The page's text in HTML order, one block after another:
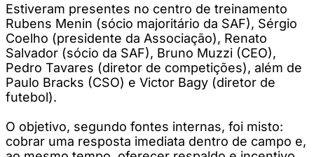
Estiveram presentes no centro de treinamento
Rubens Menin (sócio majoritário da SAF), Sérgio
Coelho (presidente da Associação), Renato
Salvador (sócio da SAF), Bruno Muzzi (CEO),
Pedro Tavares (diretor de competições), além de
Paulo Bracks (CSO) e Victor Bagy (diretor de
futebol).
O objetivo, segundo fontes internas, foi misto:
cobrar uma resposta imediata dentro de campo e,